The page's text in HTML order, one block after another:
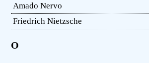
Amado Nervo
Friedrich Nietzsche
O